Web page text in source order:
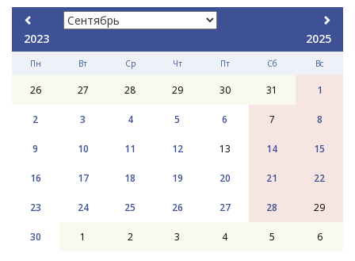
2023 2025
Пн Вт Ср Чт Пт Сб Вс
26 27 28 29 30 31 1
2 3 4 5 6 7 8
9 10 11 12 13 14 15
16 17 18 19 20 21 22
23 24 25 26 27 28 29
30 1 2 3 4 5 6